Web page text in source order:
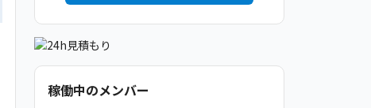
稼働中のメンバー